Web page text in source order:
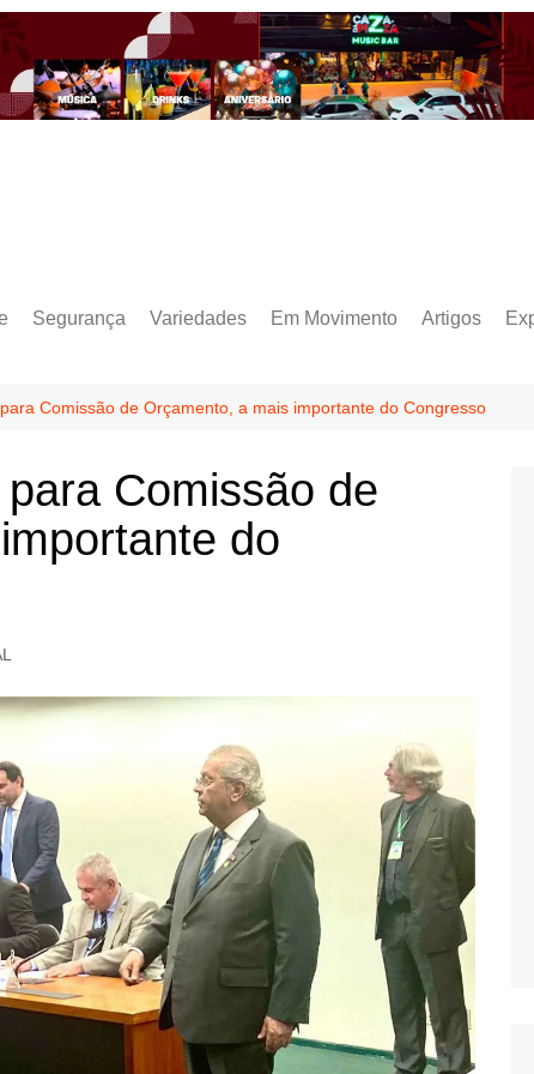
Segurança Variedades Em Movimento Artigos
Comissão de Orçamento, a mais importante do Congresso
Comissão de
do